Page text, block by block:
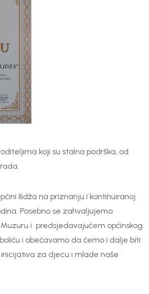
koji su stalna podrška, od
Ilidža na priznanju i kontinuiranoj
Posebno se zahvaljujemo
i predsjedavajućem općinskog
i obećavamo da ćemo i dalje biti
za djecu i mlade naše